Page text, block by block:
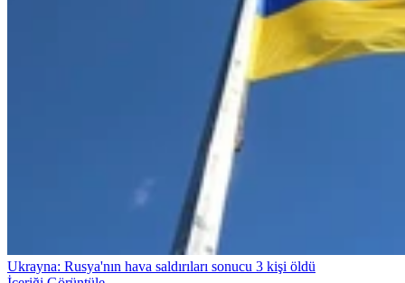
Ukrayna: Rusya'nın hava saldırıları sonucu 3 kişi öldü